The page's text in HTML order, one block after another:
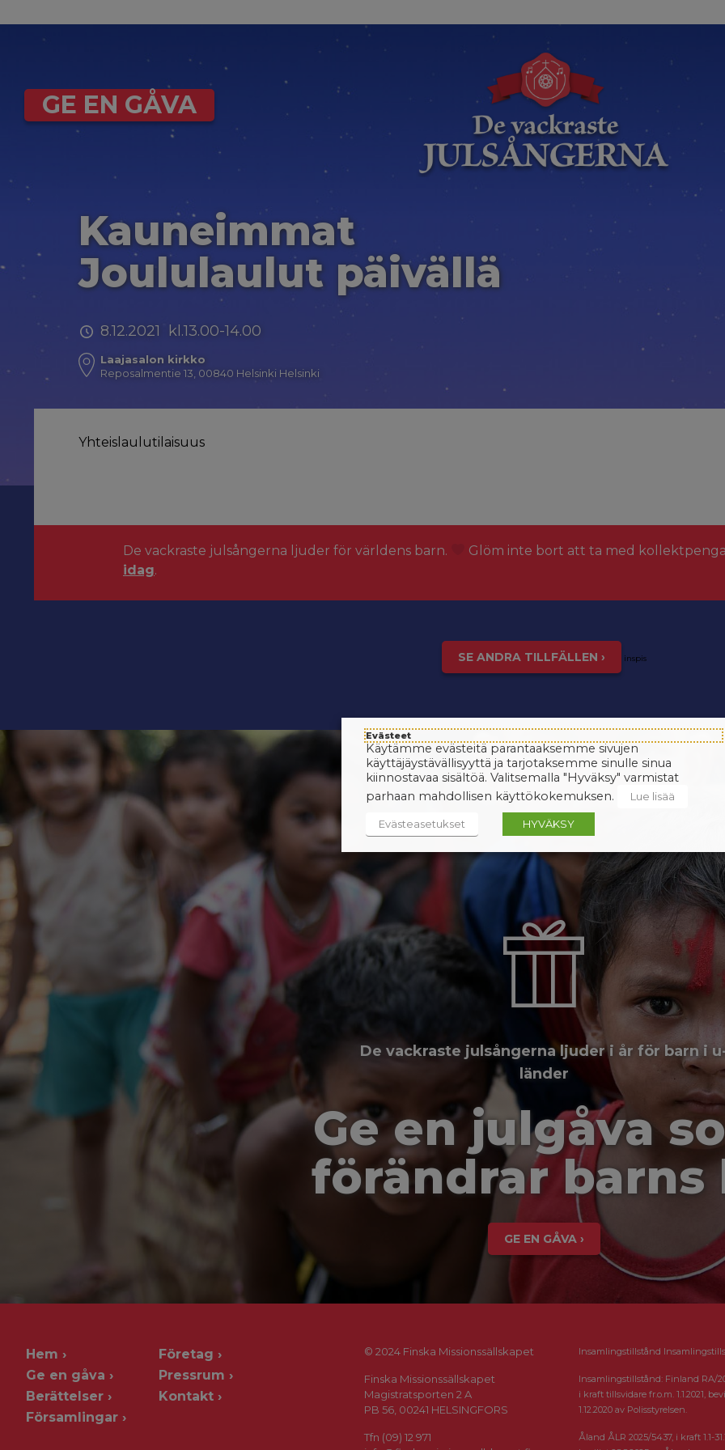
GE EN GÅVA
Kauneimmat
Joululaulut päivällä
8.12.2021 kl.13.00-14.00
Laajasalon kirkko
Reposalmentie 13, 00840 Helsinki Helsinki
Yhteislaulutilaisuus
De vackraste julsångerna ljuder för världens barn.
Glöm inte bort att ta med
idag.
SE ANDRA TILLFÄLLEN › inspis
De vackraste julsångerna ljuder i år för barn i
länder
Ge en julgåva
förändrar barns
GE EN GÅVA ›
Hem
Ge en gåva
Berättelser
Församlingar
Företag
Pressrum
Kontakt
© 2024 Finska Missionssällskapet
Finska Missionssällskapet
Magistratsporten 2 A
PB 56, 00241 HELSINGFORS
Tfn (09) 12 971
Insamlingstillstånd
Insamlingstillstånd: Finland RA/
i kraft tillsvidare fr.o.m. 1.1.2021,
1.12.2020 av Polisstyrelsen.
Åland ÅLR 2025/5437, i kraft 1.1-
Evästeet
Käytämme evästeitä parantaaksemme sivujen
käyttäjäystävällisyyttä ja tarjotaksemme sinulle sinua
kiinnostavaa sisältöä. Valitsemalla "Hyväksy" varmistat
parhaan mahdollisen käyttökokemuksen.
Lue lisää
Evästeasetukset HYVÄKSY